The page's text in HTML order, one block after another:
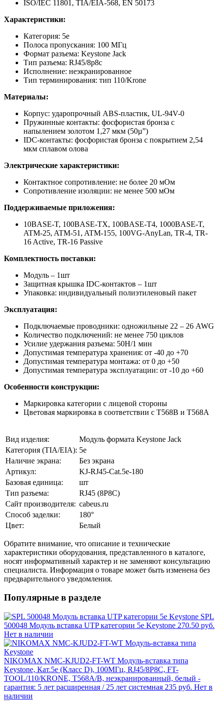
ISO/IEC 11801, TIA/EIA-568, EN 50173
Характеристики:
Категория: 5е
Полоса пропускания: 100 МГц
Формат разъема: Keystone Jack
Тип разъема: RJ45/8р8с
Исполнение: неэкранированное
Тип терминирования: тип 110/Krone
Материалы:
Корпус: ударопрочный ABS-пластик, UL-94V-0
Пружинные контакты: фосфористая бронза с
напылением золотом 1,27 мкм (50µ”)
IDC-контакты: фосфористая бронза с покрытием 2,54
мкм сплавом олова
Электрические характеристики:
Контактное сопротивление: не более 20 мОм
Сопротивление изоляции: не менее 500 мОм
Поддерживаемые приложения:
10BASE-T, 100BASE-TX, 100BASE-T4, 1000BASE-T,
ATM-25, ATM-51, ATM-155, 100VG-AnyLan, TR-4, TR-
16 Active, TR-16 Passive
Комплектность поставки:
Модуль – 1шт
Защитная крышка IDC-контактов – 1шт
Упаковка: индивидуальный полиэтиленовый пакет
Эксплуатация:
Подключаемые проводники: одножильные 22 – 26 AWG
Количество подключений: не менее 750 циклов
Усилие удержания разъема: 50Н/1 мин
Допустимая температура хранения: от -40 до +70
Допустимая температура монтажа: от 0 до +50
Допустимая температура эксплуатации: от -10 до +60
Особенности конструкции:
Маркировка категории с лицевой стороны
Цветовая маркировка в соответствии с Т568В и Т568А
Вид изделия:
Модуль формата Keystone Jack
Категория (TIA/EIA): 5e
Наличие экрана:
Без экрана
Артикул:
KJ-RJ45-Cat.5e-180
Базовая единица:
шт
Тип разъема:
RJ45 (8P8C)
Сайт производителя: cabeus.ru
Способ заделки:
180°
Цвет:
Белый
Обратите внимание, что описание и технические
характеристики оборудования, представленного в каталоге,
носят информативный характер и не заменяют консультацию
специалиста. Информация о товаре может быть изменена без
предварительного уведомления.
Популярные в разделе
SPL
500048 Модуль вставка UTP категории 5e Keystone 270.50 руб.
Нет в наличии
NIKOMAX NMC-KJUD2-FT-WT Модуль-вставка типа
Keystone, Кат.5е (Класс D), 100МГц, RJ45/8P8C, FT-
TOOL/110/KRONE, T568A/B, неэкранированный, белый -
гарантия: 5 лет расширенная / 25 лет системная 235 руб. Нет в
наличии